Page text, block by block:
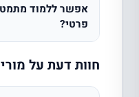
אפשר ללמוד
פרטי?
חוות דעת על